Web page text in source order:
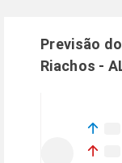
Previsão
Riachos -